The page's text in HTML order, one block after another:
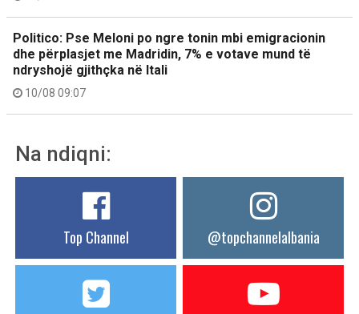
Politico: Pse Meloni po ngre tonin mbi emigracionin
dhe përplasjet me Madridin, 7% e votave mund të
ndryshojë gjithçka në Itali
10/08 09:07
Na ndiqni:
Top Channel @topchannelalbania